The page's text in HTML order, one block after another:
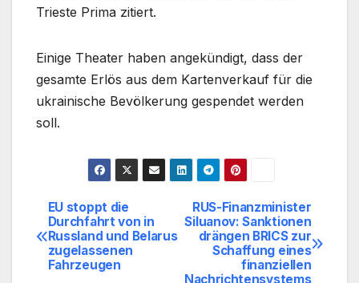
Trieste Prima zitiert.
Einige Theater haben angekündigt, dass der
gesamte Erlös aus dem Kartenverkauf für die
ukrainische Bevölkerung gespendet werden
soll.
Beitragsnavigation
RUS-Finanzminister
Siluanov: Sanktionen
drängen BRICS zur
Schaffung eines
finanziellen
Nachrichtensystems
EU stoppt die
Durchfahrt von in
Russland und Belarus
zugelassenen
Fahrzeugen